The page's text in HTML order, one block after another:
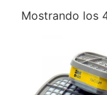
Mostrando los